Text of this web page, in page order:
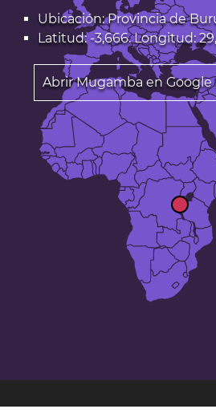
Ubicación: Provincia de
Latitud: -3,666. Longitud:
Abrir Mugamba en Google